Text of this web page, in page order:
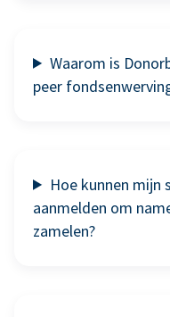
Waarom is
peer
Hoe kunnen mijn
aanmelden om
zamelen?